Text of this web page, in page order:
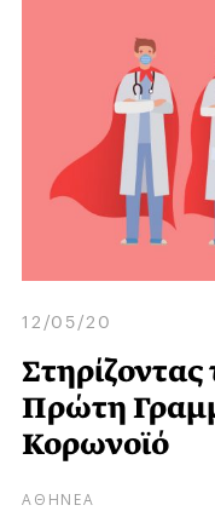
12/05/20
Πρώτη
Κορωνοϊό
ΑΘΗΝΕΑ